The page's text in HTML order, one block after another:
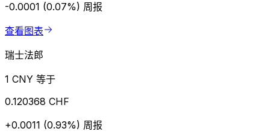
-0.0001 (0.07%) 周报
查看图表
瑞士法郎
1 CNY 等于
0.120368 CHF
+0.0011 (0.93%) 周报